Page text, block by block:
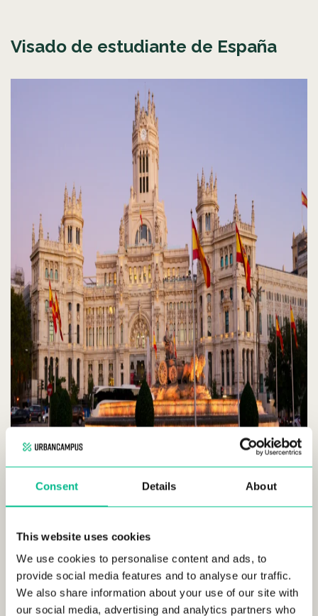
Consent Details About
This website uses cookies
We use cookies to personalise content and ads, to
provide social media features and to analyse our traffic.
We also share information about your use of our site with
our social media, advertising and analytics partners who
Visado de estudiante de España
El visado de estudiante
de España puede obtenerse para
universitarios, programas de intercambio y actividades
una gran variedad de programas e instituciones que los
ofrecen. Es importante tener en cuenta que esnecesario
ser aceptado por un programa o institución educativa
antes de solicitar el visado.